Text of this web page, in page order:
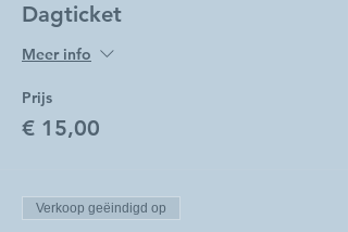
Dagticket
Meer info
Prijs
€ 15,00
Verkoop geëindigd op